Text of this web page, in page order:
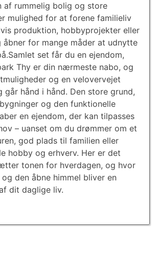
af rummelig bolig og store
mulighed for at forene familieliv
produktion, hobbyprojekter eller
åbner for mange måder at udnytte
set får du en ejendom,
Thy er din nærmeste nabo, og
og en velovervejet
går hånd i hånd. Den store grund,
og den funktionelle
en ejendom, der kan tilpasses
– uanset om du drømmer om et
god plads til familien eller
hobby og erhverv. Her er det
tonen for hverdagen, og hvor
den åbne himmel bliver en
dit daglige liv.